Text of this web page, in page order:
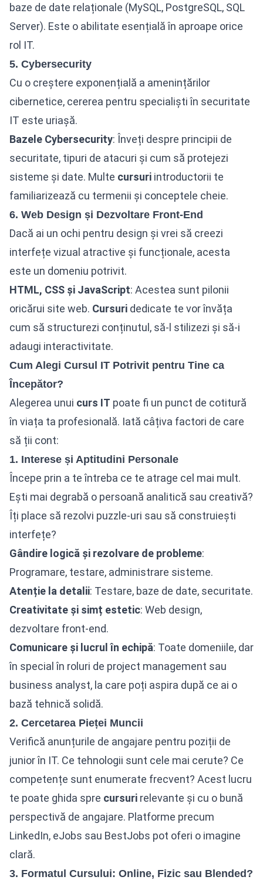
baze de date relaționale (MySQL, PostgreSQL, SQL
Server). Este o abilitate esențială în aproape orice
rol IT.
5. Cybersecurity
Cu o creștere exponențială a amenințărilor
cibernetice, cererea pentru specialiști în securitate
IT este uriașă.
Bazele Cybersecurity: Înveți despre principii de
securitate, tipuri de atacuri și cum să protejezi
sisteme și date. Multe cursuri introductorii te
familiarizează cu termenii și conceptele cheie.
6. Web Design și Dezvoltare Front-End
Dacă ai un ochi pentru design și vrei să creezi
interfețe vizual atractive și funcționale, acesta
este un domeniu potrivit.
HTML, CSS și JavaScript: Acestea sunt pilonii
oricărui site web. Cursuri dedicate te vor învăța
cum să structurezi conținutul, să-l stilizezi și să-i
adaugi interactivitate.
Cum Alegi Cursul IT Potrivit pentru Tine ca
Începător?
Alegerea unui curs IT poate fi un punct de cotitură
în viața ta profesională. Iată câțiva factori de care
să ții cont:
1. Interese și Aptitudini Personale
Începe prin a te întreba ce te atrage cel mai mult.
Ești mai degrabă o persoană analitică sau creativă?
Îți place să rezolvi puzzle-uri sau să construiești
interfețe?
Gândire logică și rezolvare de probleme:
Programare, testare, administrare sisteme.
Atenție la detalii: Testare, baze de date, securitate.
Creativitate și simț estetic: Web design,
dezvoltare front-end.
Comunicare și lucrul în echipă: Toate domeniile, dar
în special în roluri de project management sau
business analyst, la care poți aspira după ce ai o
bază tehnică solidă.
2. Cercetarea Pieței Muncii
Verifică anunțurile de angajare pentru poziții de
junior în IT. Ce tehnologii sunt cele mai cerute? Ce
competențe sunt enumerate frecvent? Acest lucru
te poate ghida spre cursuri relevante și cu o bună
perspectivă de angajare. Platforme precum
LinkedIn, eJobs sau BestJobs pot oferi o imagine
clară.
3. Formatul Cursului: Online, Fizic sau Blended?